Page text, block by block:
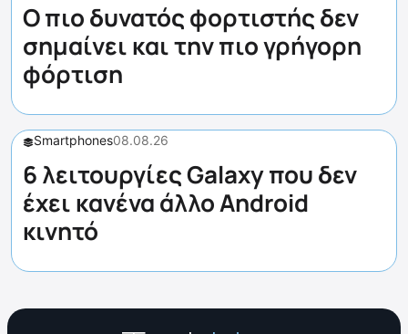
Ο πιο δυνατός φορτιστής δεν
σημαίνει και την πιο γρήγορη
φόρτιση
Smartphones08.08.26
6 λειτουργίες Galaxy που δεν
έχει κανένα άλλο Android
κινητό